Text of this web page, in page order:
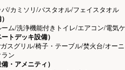
カミソリ/バスタオル/フェイスタオル
/洗浄機能付きトイレ/エアコン/電気
ートデッキ設備）
グリル/椅子・テーブル/焚火台/オーニ
ン
備・アメニティ）